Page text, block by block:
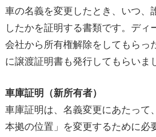
車の名義を変更したとき、いつ、
したかを証明する書類です。ディ
会社から所有権解除をしてもらっ
に譲渡証明書も発行してもらいま
車庫証明（新所有者）
車庫証明は、名義変更にあたって
本拠の位置」を変更するために必